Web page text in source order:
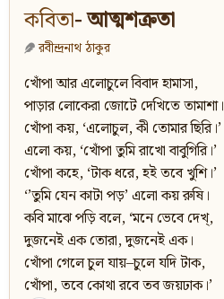
কবিতা- আত্মশক্রতা
রবীন্দ্রনাথ ঠাকুর
খোঁপা আর এলোচুলে বিবাদ হামাসা,
পাড়ার লোকেরা জোটে দেখিতে তামাশা।
খোঁপা কয়, ‘এলোচুল, কী তোমার ছিরি।’
এলো কয়, ‘খোঁপা তুমি রাখো বাবুগিরি।’
খোঁপা কহে, ‘টাক ধরে, হই তবে খুশি।’
‘’তুমি যেন কাটা পড়’ এলো কয় রুষি।
কবি মাঝে পড়ি বলে, ‘মনে ভেবে দেখ্‌,
দুজনেই এক তোরা, দুজনেই এক।
খোঁপা গেলে চুল যায়–চুলে যদি টাক,
খোঁপা, তবে কোথা রবে তব জয়ঢাক।’